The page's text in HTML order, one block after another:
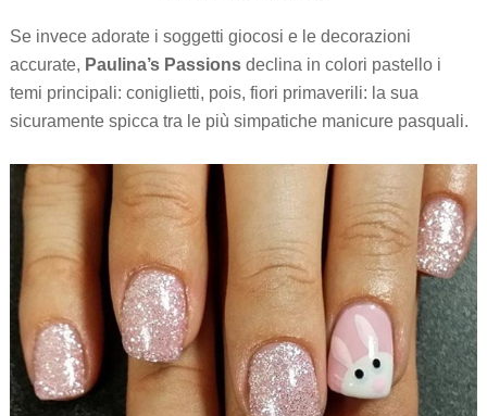
Se invece adorate i soggetti giocosi e le decorazioni
accurate, Paulina’s Passionsdeclina in colori pastello i
temi principali: coniglietti, pois, fiori primaverili: la sua
sicuramente spicca tra le più simpatiche manicure pasquali.